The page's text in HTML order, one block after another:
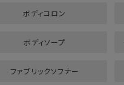
ボディコロン
ボディソープ
ファブリックソフナー